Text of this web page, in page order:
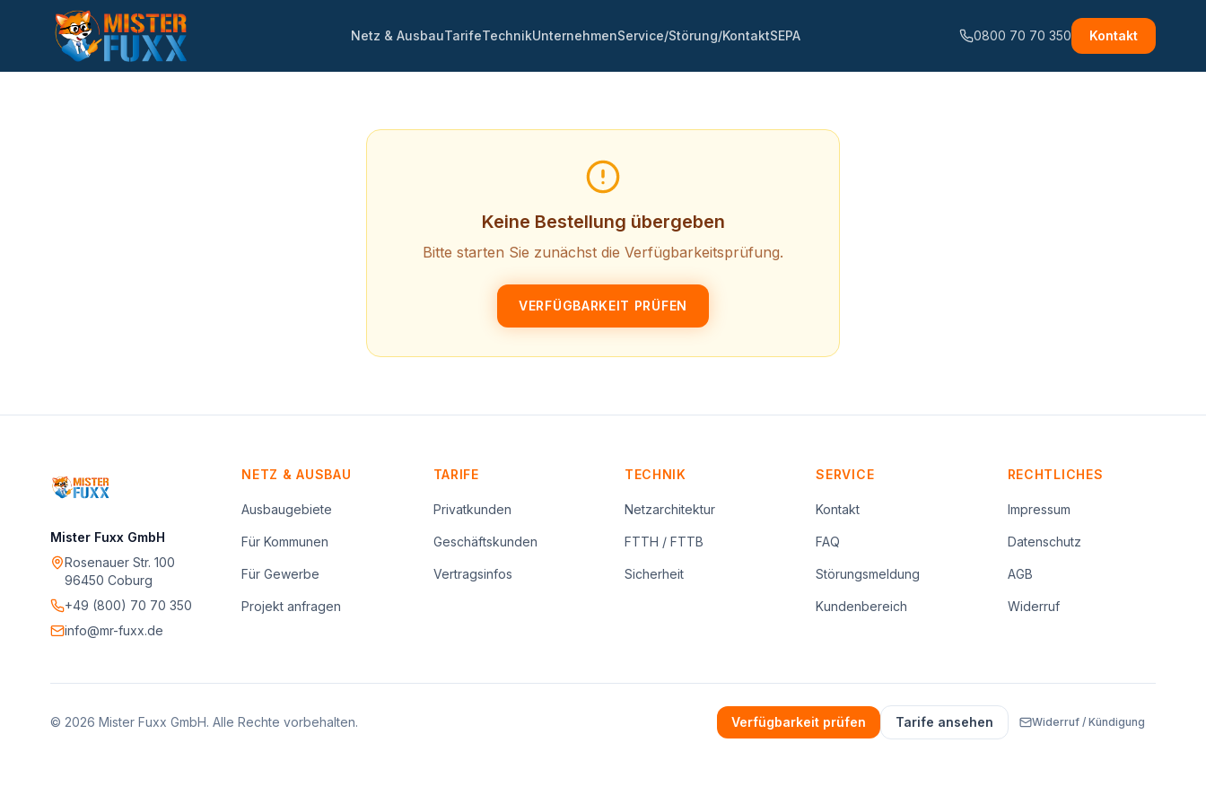
Netz & AusbauTarifeTechnikUnternehmenService/Störung/KontaktSEPA 0800 70 70 350 Kontakt
Keine Bestellung übergeben
Bitte starten Sie zunächst die Verfügbarkeitsprüfung.
VERFÜGBARKEIT PRÜFEN
Mister Fuxx GmbH
Rosenauer Str. 100
96450 Coburg
+49 (800) 70 70 350
info@mr-fuxx.de
NETZ & AUSBAU
Ausbaugebiete
Für Kommunen
Für Gewerbe
Projekt anfragen
TARIFE
Privatkunden
Geschäftskunden
Vertragsinfos
TECHNIK
Netzarchitektur
FTTH / FTTB
Sicherheit
SERVICE
Kontakt
FAQ
Störungsmeldung
Kundenbereich
RECHTLICHES
Impressum
Datenschutz
AGB
Widerruf
© 2026 Mister Fuxx GmbH. Alle Rechte vorbehalten. Verfügbarkeit prüfen Tarife ansehen Widerruf / Kündigung